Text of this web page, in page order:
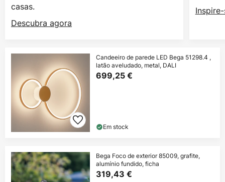
casas.
Descubra agora
Candeeiro de parede LED Bega 51298.4 ,
latão aveludado, metal, DALI
699,25 €
Em stock
Bega Foco de exterior 85009, grafite,
alumínio fundido, ficha
319,43 €